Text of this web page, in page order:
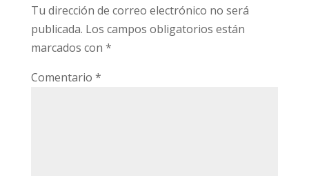
Tu dirección de correo electrónico no será
publicada. Los campos obligatorios están
marcados con *
Comentario *